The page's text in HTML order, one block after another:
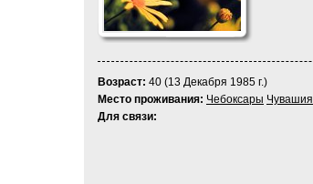
Возраст: 40 (13 Декабря 1985 г.)
Место проживания: Чебоксары Чувашия
Для связи: